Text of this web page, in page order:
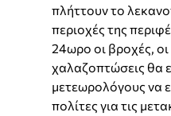
πλήττουν το
περιοχές της
24ωρο οι βροχές, οι
χαλαζοπτώσεις θα
μετεωρολόγους να
πολίτες για τις